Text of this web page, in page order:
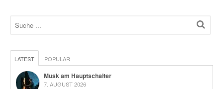
LATEST POPULAR
Musk am Hauptschalter
7. AUGUST 2026